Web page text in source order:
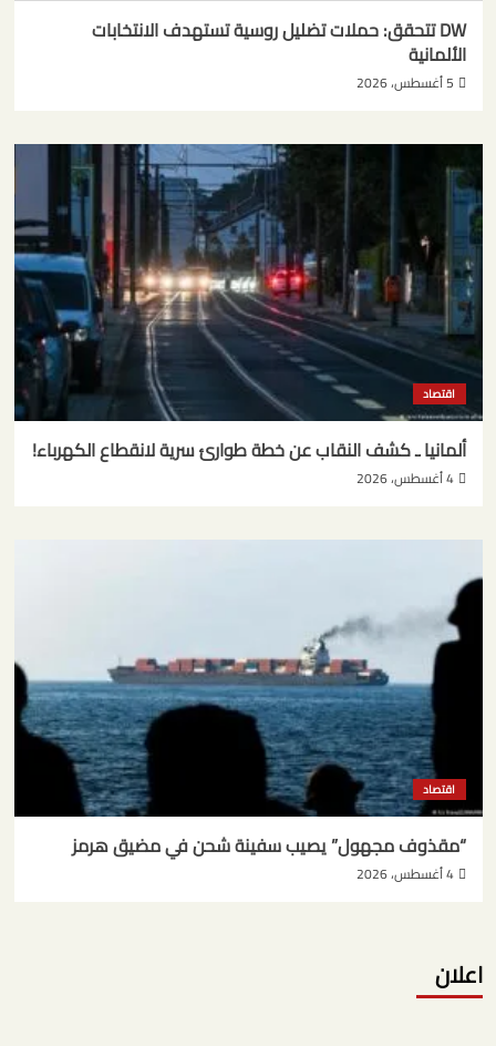
DW تتحقق: حملات تضليل روسية تستهدف الانتخابات
الألمانية
5 أغسطس، 2026
اقتصاد
ألمانيا ـ كشف النقاب عن خطة طوارئ سرية لانقطاع الكهرباء!
4 أغسطس، 2026
اقتصاد
“مقذوف مجهول” يصيب سفينة شحن في مضيق هرمز
4 أغسطس، 2026
اعلان